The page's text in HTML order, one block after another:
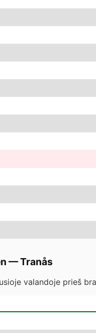
—Tranås
valandoje prieš